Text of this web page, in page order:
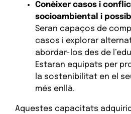
Conèixer casos i
socioambiental i
Seran capaços de
casos i explorar
abordar-los des de
Estaran equipats per
la sostenibilitat en el
més enllà.
Aquestes capacitats